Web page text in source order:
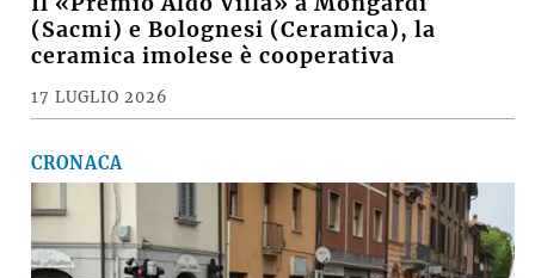
(Sacmi) e Bolognesi (Ceramica), la
ceramica imolese è cooperativa
17 LUGLIO 2026
CRONACA